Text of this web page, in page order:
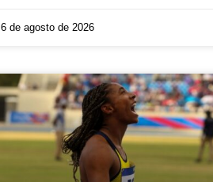
6 de agosto de 2026